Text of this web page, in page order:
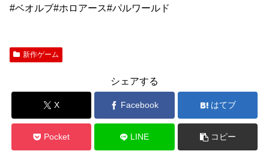
#ベオルブ#ホロアース#パルワールド
新作ゲーム
シェアする
X Facebook はてブ
Pocket LINE コピー